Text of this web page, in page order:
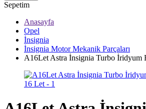
Sepetim
Anasayfa
Opel
İnsignia
İnsignia Motor Mekanik Parçaları
A16Let Astra İnsignia Turbo İridyum